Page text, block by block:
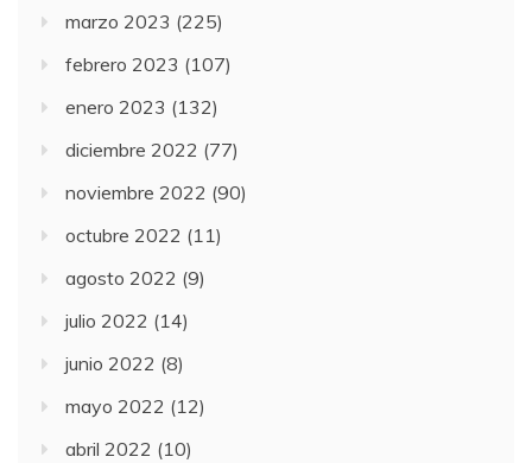
marzo 2023 (225)
febrero 2023 (107)
enero 2023 (132)
diciembre 2022 (77)
noviembre 2022 (90)
octubre 2022 (11)
agosto 2022 (9)
julio 2022 (14)
junio 2022 (8)
mayo 2022 (12)
abril 2022 (10)